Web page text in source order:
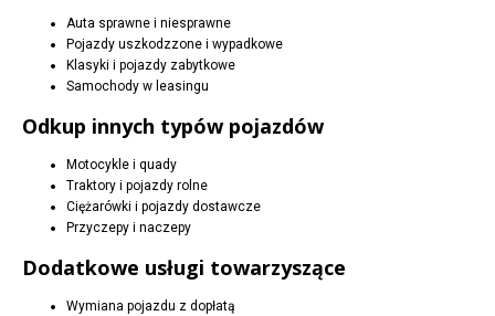
Auta sprawne i niesprawne
Pojazdy uszkodzzone i wypadkowe
Klasyki i pojazdy zabytkowe
Samochody w leasingu
Odkup innych typów pojazdów
Motocykle i quady
Traktory i pojazdy rolne
Ciężarówki i pojazdy dostawcze
Przyczepy i naczepy
Dodatkowe usługi towarzyszące
Wymiana pojazdu z dopłatą